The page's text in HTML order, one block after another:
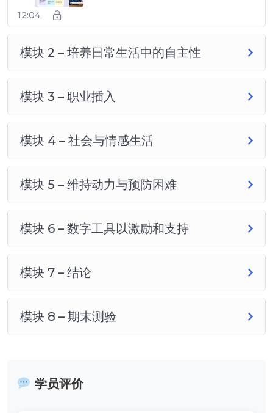
12:04
模块 2 – 培养日常生活中的自主性
模块 3 – 职业插入
模块 4 – 社会与情感生活
模块 5 – 维持动力与预防困难
模块 6 – 数字工具以激励和支持
模块 7 – 结论
模块 8 – 期末测验
学员评价